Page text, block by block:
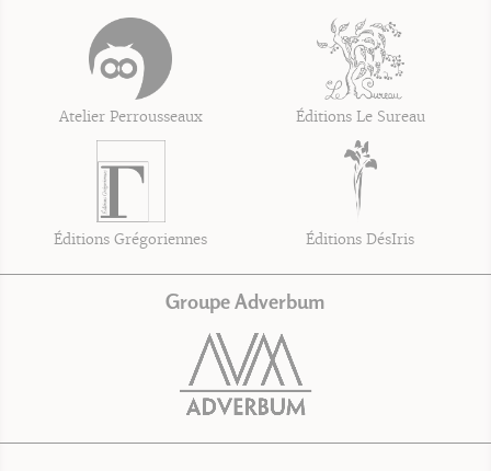
Atelier Perrousseaux Éditions Le Sureau
Éditions Grégoriennes Éditions DésIris
Groupe Adverbum